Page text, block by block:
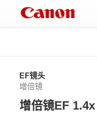
EF镜头
增倍镜
增倍镜EF